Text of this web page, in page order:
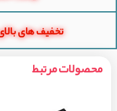
تخفیف های بالای 50 درصد قطعات
محصولات مرتبط